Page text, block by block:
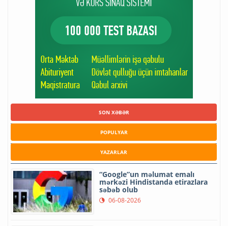
SON XƏBƏR
POPULYAR
YAZARLAR
“Google”un məlumat emalı
mərkəzi Hindistanda etirazlara
səbəb olub
06-08-2026